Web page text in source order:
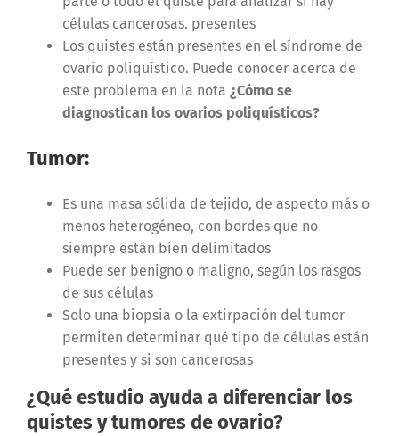
células cancerosas. presentes
Los quistes están presentes en el síndrome de
ovario poliquístico. Puede conocer acerca de
este problema en la nota ¿Cómo se
diagnostican los ovarios poliquísticos?
Tumor:
Es una masa sólida de tejido, de aspecto más o
menos heterogéneo, con bordes que no
siempre están bien delimitados
Puede ser benigno o maligno, según los rasgos
de sus células
Solo una biopsia o la extirpación del tumor
permiten determinar qué tipo de células están
presentes y si son cancerosas
¿Qué estudio ayuda a diferenciar los
quistes y tumores de ovario?